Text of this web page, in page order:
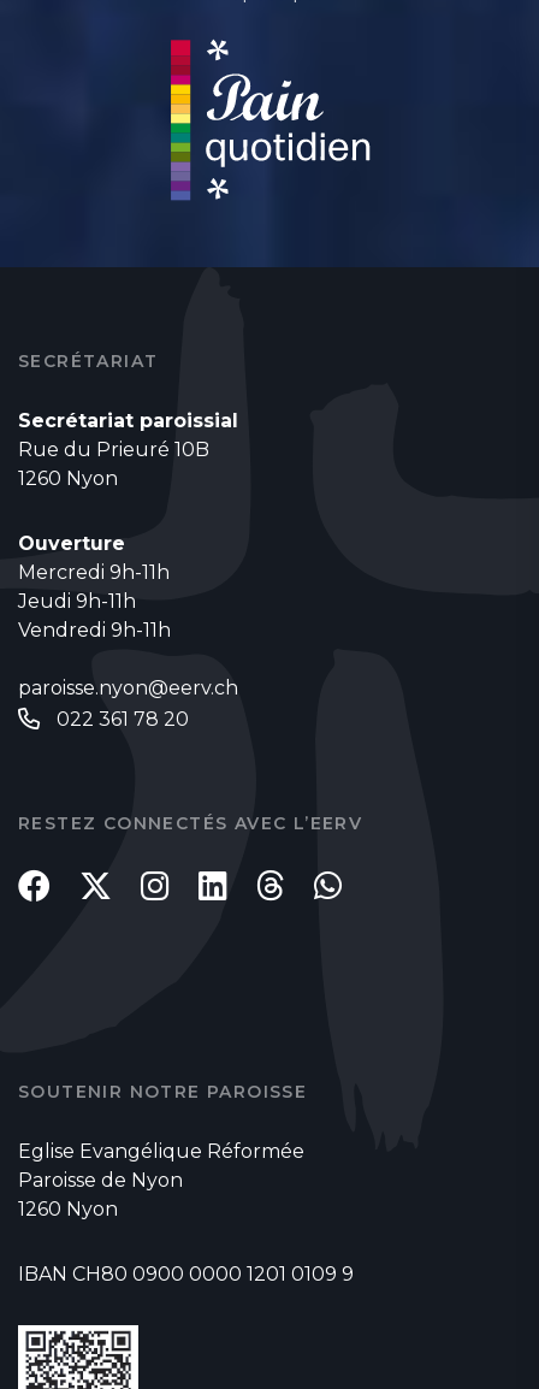
SECRÉTARIAT
Secrétariat paroissial
Rue du Prieuré 10B
1260 Nyon
Ouverture
Mercredi 9h-11h
Jeudi 9h-11h
Vendredi 9h-11h
paroisse.nyon@eerv.ch
022 361 78 20
RESTEZ CONNECTÉS AVEC L’EERV
SOUTENIR NOTRE PAROISSE
Eglise Evangélique Réformée
Paroisse de Nyon
1260 Nyon
IBAN CH80 0900 0000 1201 0109 9